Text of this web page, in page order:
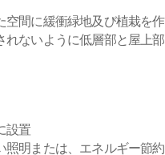
間に緩衝緑地及び植栽を
ないように低層部と屋上
設置
明または、エネルギー節